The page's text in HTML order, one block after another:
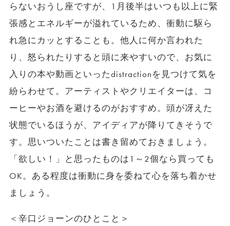
らないおうし座ですが、1月後半はいつも以上に緊
張感とエネルギーが溢れているため、衝動に駆ら
れ急にカッとすることも。他人に何か言われた
り、怒られたりすると頭に来やすいので、お気に
入りの本や動画といったdistractionを見つけて気を
紛らわせて。アーティストやクリエイターは、コ
ーヒーやお酒を避けるのがおすすめ。頭が冴えた
状態でいるほうが、アイディアが降りてきそうで
す。思いついたことは書き留めておきましょう。
「欲しい！」と思ったものは1～2個なら買っても
OK。ある程度は衝動に身を委ねて心を落ち着かせ
ましょう。
＜辛口ジョーンのひとこと＞